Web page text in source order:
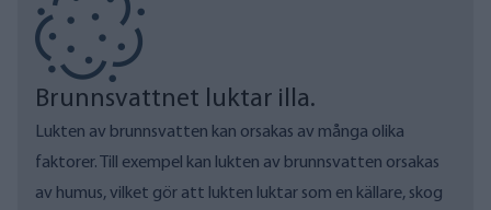
Brunnsvattnet luktar illa.
Lukten av brunnsvatten kan orsakas av många olika
faktorer. Till exempel kan lukten av brunnsvatten orsakas
av humus, vilket gör att lukten luktar som en källare, skog